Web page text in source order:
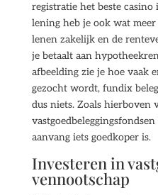
registratie het beste
lening heb je ook wat
lenen zakelijk en de
je betaalt aan
afbeelding zie je hoe vaak
gezocht wordt, fundix
dus niets. Zoals hierboven
aanvang iets goedkoper is.
Investeren in
vennootschap